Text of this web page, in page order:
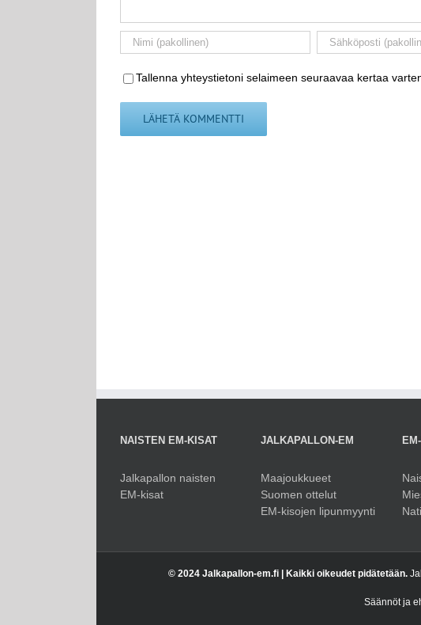
Tallenna yhteystietoni selaimeen seuraavaa kertaa
NAISTEN EM-KISAT
Jalkapallon naisten
EM-kisat
JALKAPALLON-EM
Maajoukkueet
Suomen ottelut
EM-kisojen lipunmyynti
© 2024 Jalkapallon-em.fi | Kaikki oikeudet pidätetään.
Säännöt ja